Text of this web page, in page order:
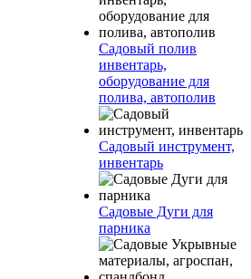
Садовый полив
инвентарь,
оборудование для
полива, автополив
Садовый инструмент,
инвентарь
Садовые Дуги для
парника